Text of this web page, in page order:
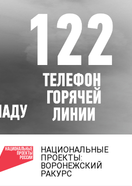
НАЦИОНАЛЬНЫЕ
ПРОЕКТЫ:
ВОРОНЕЖСКИЙ
РАКУРС